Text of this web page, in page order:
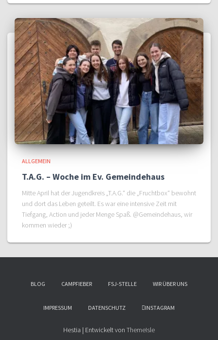
ALLGEMEIN
T.A.G. – Woche im Ev. Gemeindehaus
Mitte April hat der Jugendkreis „T.A.G.“ die „Fruchtbox“ bewohnt
und dort das Leben geteilt. Es war eine intensive Zeit mit
Tiefgang, Action und jeder Menge Spaß. @Gemeindehaus, wir
kommen wieder ;)
BLOG CAMPFIEBER FSJ-STELLE WIR ÜBER UNS
IMPRESSUM DATENSCHUTZ INSTAGRAM
Hestia | Entwickelt von ThemeIsle